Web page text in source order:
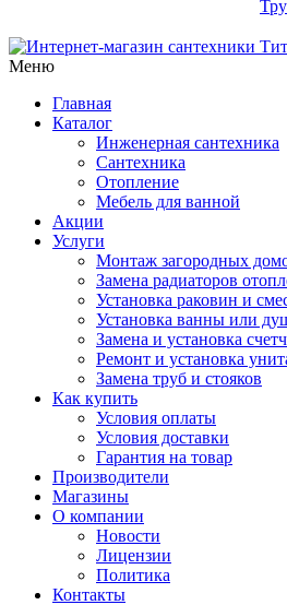
Меню
Главная
Каталог
Инженерная сантехника
Сантехника
Отопление
Мебель для ванной
Акции
Услуги
Монтаж загородных
Замена радиаторов
Установка раковин и
Установка ванны или
Замена и установка
Ремонт и установка
Замена труб и стояков
Как купить
Условия оплаты
Условия доставки
Гарантия на товар
Производители
Магазины
О компании
Новости
Лицензии
Политика
Контакты